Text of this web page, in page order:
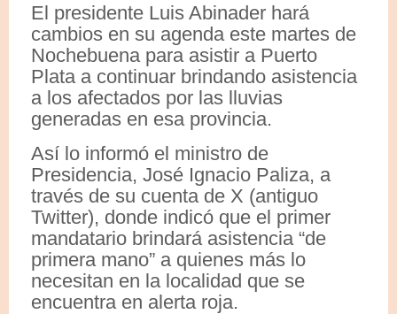
El presidente Luis Abinader hará
cambios en su agenda este martes de
Nochebuena para asistir a Puerto
Plata a continuar brindando asistencia
a los afectados por las lluvias
generadas en esa provincia.
Así lo informó el ministro de
Presidencia, José Ignacio Paliza, a
través de su cuenta de X (antiguo
Twitter), donde indicó que el primer
mandatario brindará asistencia “de
primera mano” a quienes más lo
necesitan en la localidad que se
encuentra en alerta roja.